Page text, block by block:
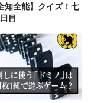
知全能】クイズ！七
目